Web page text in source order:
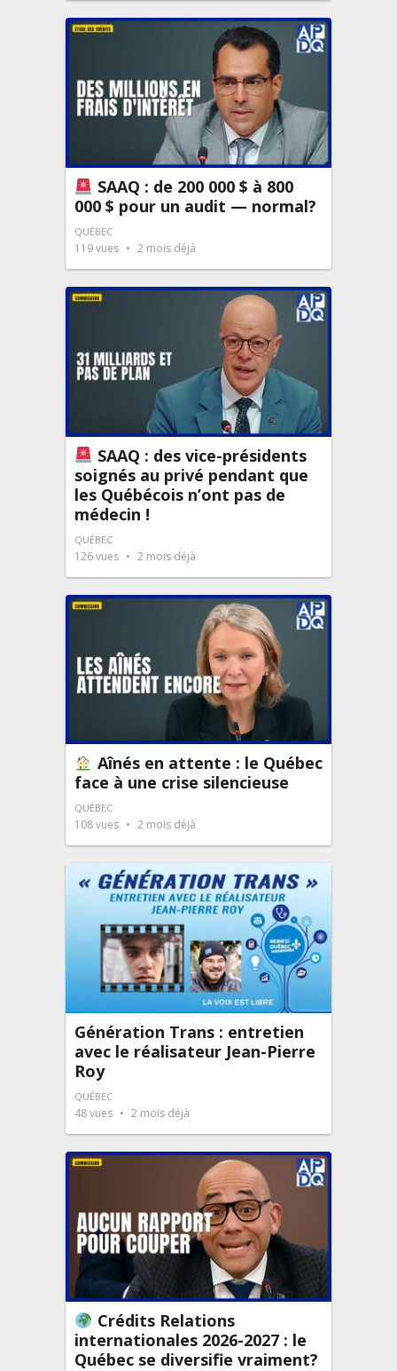
SAAQ : de 200 000 $ à 800
000 $ pour un audit — normal?
QUÉBEC
119vues 2 mois déjà
SAAQ : des vice-présidents
soignés au privé pendant que
les Québécois n’ont pas de
médecin !
QUÉBEC
126vues 2 mois déjà
Aînés en attente : le Québec
face à une crise silencieuse
QUÉBEC
108vues 2 mois déjà
Génération Trans : entretien
avec le réalisateur Jean-Pierre
Roy
QUÉBEC
48vues 2 mois déjà
Crédits Relations
internationales 2026-2027 : le
Québec se diversifie vraiment?